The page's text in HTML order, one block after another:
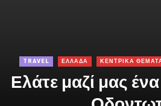
TRAVEL ΕΛΛΑΔΑ ΚΕΝΤΡΙΚΑ
Ελάτε μαζί μας ένα